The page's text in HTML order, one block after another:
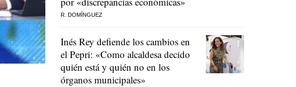
R. DOMÍNGUEZ
Inés Rey defiende los cambios en
el Pepri: «Como alcaldesa decido
quién está y quién no en los
órganos municipales»